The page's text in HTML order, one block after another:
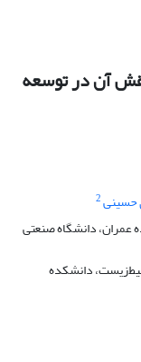
آن در توسعه
حسینی2
عمران، دانشگاه صنعتی
دانشکده